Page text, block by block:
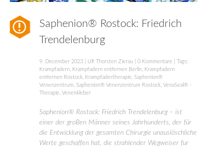
Saphenion® Rostock: Friedrich
Trendelenburg
9. December 2023 Ulf Thorsten Zierau 0 Kommentare | Tags:
Krampfadern
Krampfadern entfernen Berlin
Krampfadern
entfernen Rostock
Krampfadertherapie
Saphenion®
Venenzentrum
Saphenion® Venenzentrum Rostock VenaSeal® -
Therapie Venenkleber
Saphenion® Rostock: Friedrich Trendelenburg – ist
einer der groBen Männer seines Jahrhunderts, der für
die Entwicklung der gesamten Chirurgie unauslöschliche
Werte geschaffen hat, die strahlender Wegweiser fur